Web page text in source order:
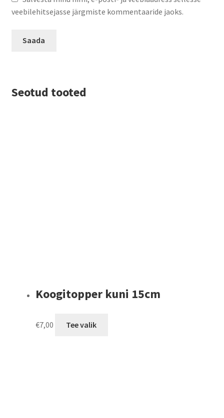
veebilehitsejasse järgmiste kommentaaride jaoks.
Seotud tooted
Koogitopper kuni 15cm
€7,00 Tee valik